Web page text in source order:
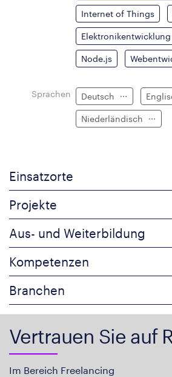
Internet of Things
Elektronikentwicklung
Node.js
Sprachen Deutsch
Niederländisch
Einsatzorte
Projekte
Aus- und Weiterbildung
Kompetenzen
Branchen
Vertrauen Sie auf
Im Bereich Freelancing